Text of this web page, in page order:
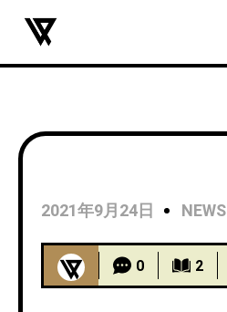
2021年9月24日
NEWS
0 2